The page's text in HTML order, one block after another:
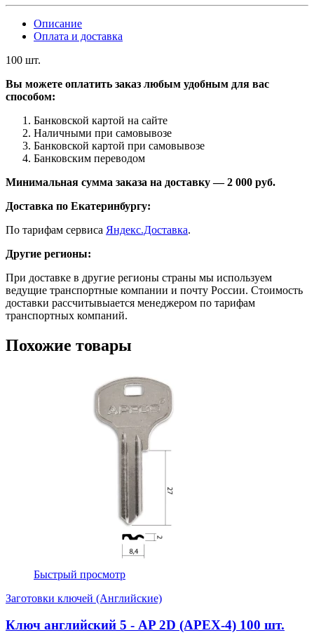
Описание
Оплата и доставка
100 шт.
Вы можете оплатить заказ любым удобным для вас
способом:
Банковской картой на сайте
Наличными при самовывозе
Банковской картой при самовывозе
Банковским переводом
Минимальная сумма заказа на доставку — 2 000 руб.
Доставка по Екатеринбургу:
По тарифам сервиса Яндекс.Доставка.
Другие регионы:
При доставке в другие регионы страны мы используем
ведущие транспортные компании и почту России. Стоимость
доставки рассчитывыается менеджером по тарифам
транспортных компаний.
Похожие товары
Быстрый просмотр
Заготовки ключей (Английские)
Ключ английский 5 - AP 2D (APEX-4) 100 шт.